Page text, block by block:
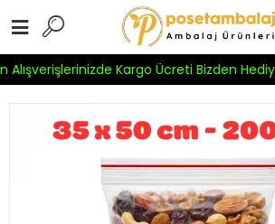
Kargo Ücreti Bizden Hediye